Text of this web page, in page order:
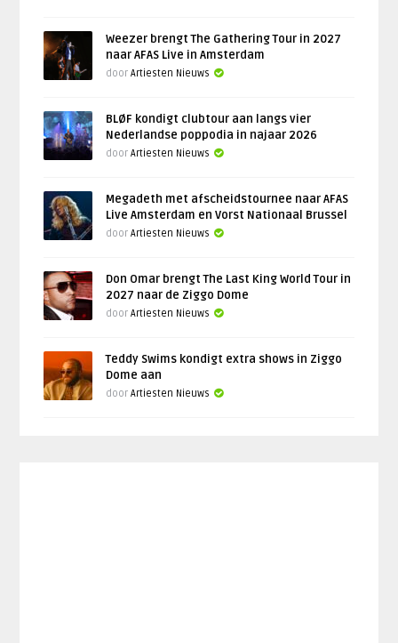
Weezer brengt The Gathering Tour in 2027
naar AFAS Live in Amsterdam
doorArtiesten Nieuws
BLØF kondigt clubtour aan langs vier
Nederlandse poppodia in najaar 2026
doorArtiesten Nieuws
Megadeth met afscheidstournee naar AFAS
Live Amsterdam en Vorst Nationaal Brussel
doorArtiesten Nieuws
Don Omar brengt The Last King World Tour in
2027 naar de Ziggo Dome
doorArtiesten Nieuws
Teddy Swims kondigt extra shows in Ziggo
Dome aan
doorArtiesten Nieuws